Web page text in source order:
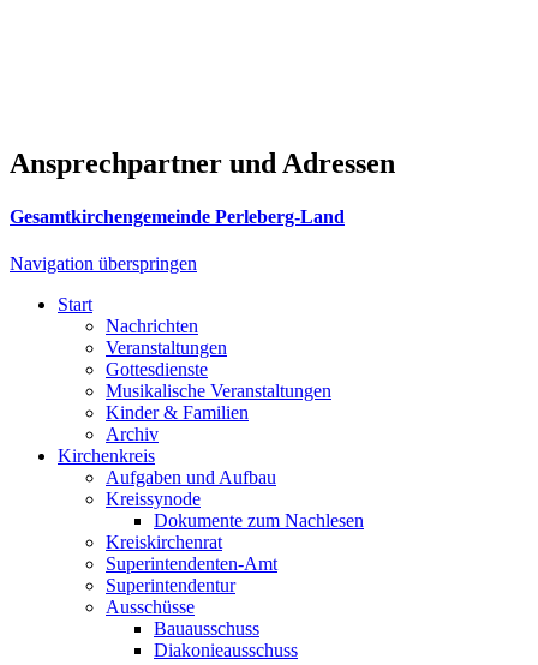
Ansprechpartner und Adressen
Gesamtkirchengemeinde Perleberg-Land
Navigation überspringen
Start
Nachrichten
Veranstaltungen
Gottesdienste
Musikalische Veranstaltungen
Kinder & Familien
Archiv
Kirchenkreis
Aufgaben und Aufbau
Kreissynode
Dokumente zum Nachlesen
Kreiskirchenrat
Superintendenten-Amt
Superintendentur
Ausschüsse
Bauausschuss
Diakonieausschuss